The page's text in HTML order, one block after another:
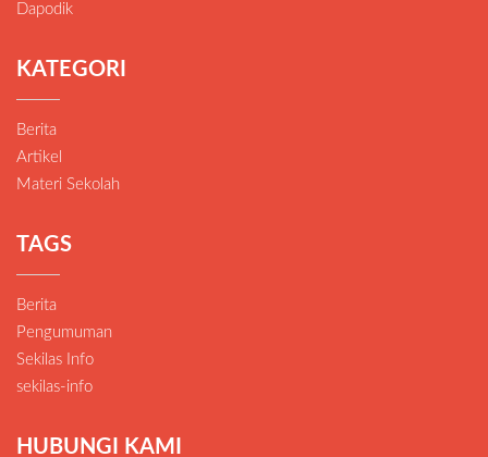
Dapodik
KATEGORI
Berita
Artikel
Materi Sekolah
TAGS
Berita
Pengumuman
Sekilas Info
sekilas-info
HUBUNGI KAMI